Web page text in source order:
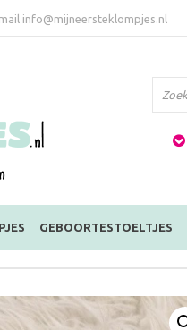
info@mijneersteklompjes.nl
GEBOORTESTOELTJES